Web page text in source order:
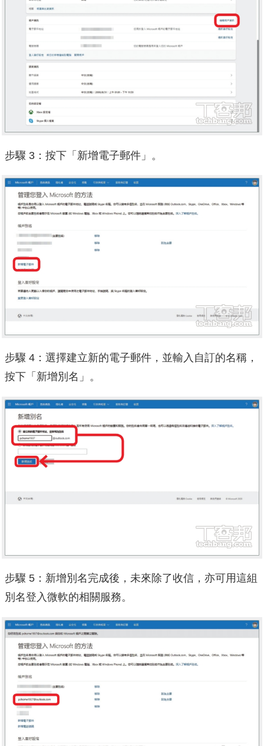
步驟 3：按下「新增電子郵件」。
步驟 4：選擇建立新的電子郵件，並輸入自訂的名稱，
按下「新增別名」。
步驟 5：新增別名完成後，未來除了收信，亦可用這組
別名登入微軟的相關服務。